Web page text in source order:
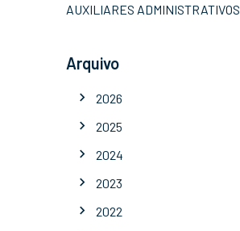
AUXILIARES ADMINISTRATIVOS
Arquivo
2026
2025
2024
2023
2022